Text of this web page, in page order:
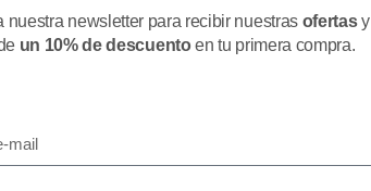
nuestra newsletter para recibir nuestras ofertasy
un 10% de descuentoen tu primera compra.